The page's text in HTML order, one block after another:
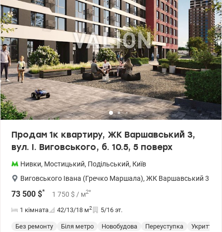
Продам 1к квартиру, ЖК Варшавський 3,
вул. І. Виговського, б. 10.5, 5 поверх
Нивки, Мостицький, Подільський, Київ
Виговського Івана (Гречко Маршала), ЖК Варшавський 3
73 500 $* 1 750 $ / м2*
1 кімната 42/13/18 м2 5/16 эт.
Без ремонту Біля метро Новобудова Переуступка
Укриття